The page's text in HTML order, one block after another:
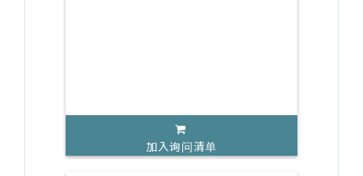
加入询问清单